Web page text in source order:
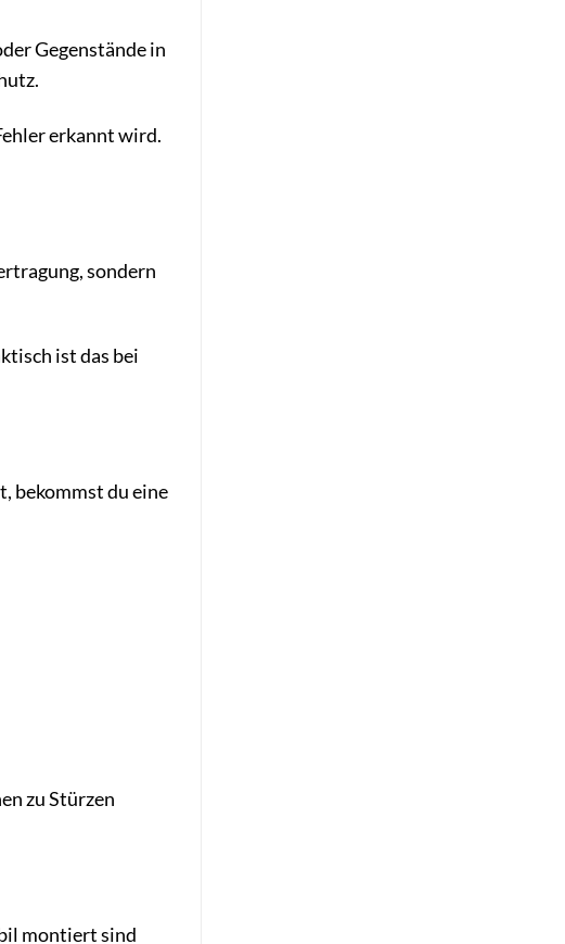
Gegenstände in
erkannt wird.
sondern
ist das bei
bekommst du eine
zu Stürzen
montiert sind